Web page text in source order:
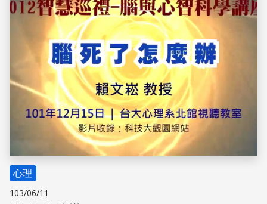
心理
103/06/11